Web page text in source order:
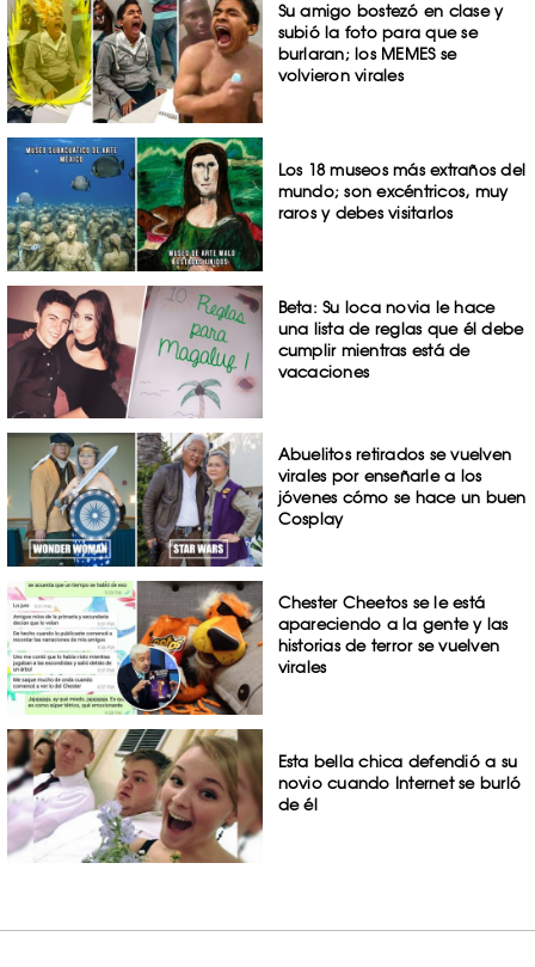
Su amigo bostezó en clase y
subió la foto para que se
burlaran; los MEMES se
volvieron virales
Los 18 museos más extraños del
mundo; son excéntricos, muy
raros y debes visitarlos
Beta: Su loca novia le hace
una lista de reglas que él debe
cumplir mientras está de
vacaciones
Abuelitos retirados se vuelven
virales por enseñarle a los
jóvenes cómo se hace un buen
Cosplay
Chester Cheetos se le está
apareciendo a la gente y las
historias de terror se vuelven
virales
Esta bella chica defendió a su
novio cuando Internet se burló
de él